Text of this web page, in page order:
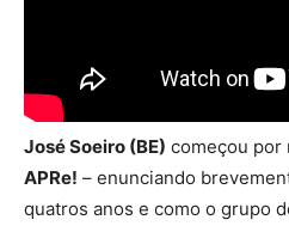
José Soeiro (BE) começou por
APRe! – enunciando
quatros anos e como o grupo